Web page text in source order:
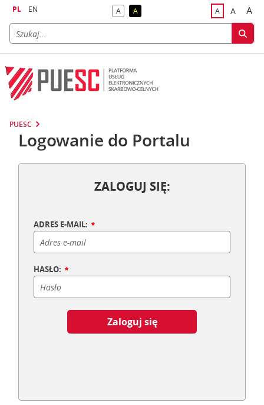
PL EN Akontrast domyślny
Akontrast żółty tekst na czarnym tle
Adomyślna
A A
PUESC
Logowanie do Portalu
ZALOGUJ SIĘ:
ADRES E-MAIL:
HASŁO:
Zaloguj się